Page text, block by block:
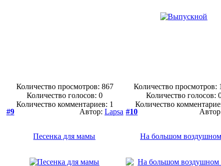
Количество просмотров: 867
Количество голосов:0
Количество комментариев: 1
Количество просмотров:
Количество голосов:
Количество
#9
Автор: Lapsa
Песенка для мамы
#10
На большом